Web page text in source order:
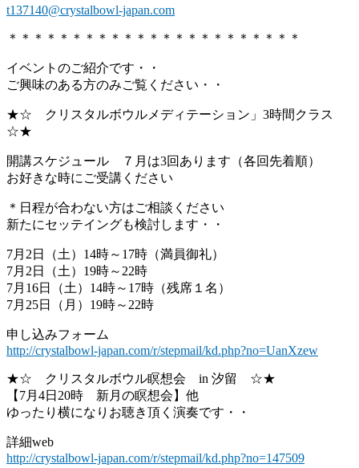
t137140@crystalbowl-japan.com
＊＊＊＊＊＊＊＊＊＊＊＊＊＊＊＊＊＊＊＊＊＊＊
イベントのご紹介です・・
ご興味のある方のみご覧ください・・
★☆ クリスタルボウルメディテーション」3時間クラス
☆★
開講スケジュール ７月は3回あります（各回先着順）
お好きな時にご受講ください
＊日程が合わない方はご相談ください
新たにセッテイングも検討します・・
7月2日（土）14時～17時（満員御礼）
7月2日（土）19時～22時
7月16日（土）14時～17時（残席１名）
7月25日（月）19時～22時
申し込みフォーム
http://crystalbowl-japan.com/r/stepmail/kd.php?no=UanXzew
★☆ クリスタルボウル瞑想会 in 汐留 ☆★
【7月4日20時 新月の瞑想会】他
ゆったり横になりお聴き頂く演奏です・・
詳細web
http://crystalbowl-japan.com/r/stepmail/kd.php?no=147509